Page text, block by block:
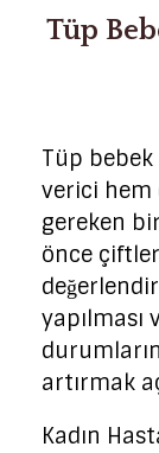
Tüp
Tüp
verici hem
gereken
önce
yapılması
artırmak
Kadın